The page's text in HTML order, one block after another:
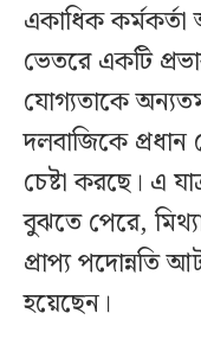
একাধিক
ভেতরে একটি
যোগ্যতাকে
দলবাজিকে প্রধান
চেষ্টা করছে। এ
বুঝতে পেরে,
প্রাপ্য পদোন্নতি
হয়েছেন।